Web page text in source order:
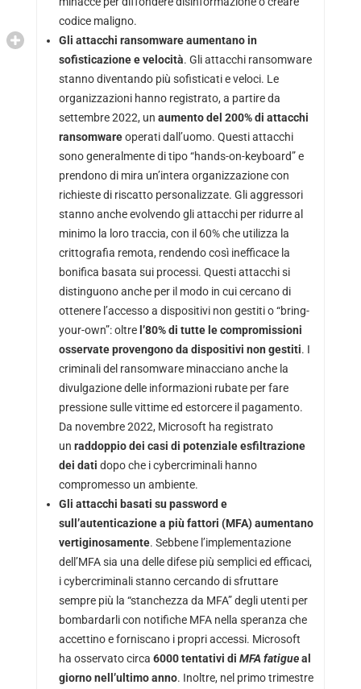
codice maligno.
Gli attacchi ransomware aumentano in
sofisticazione e velocità. Gli attacchi ransomware
stanno diventando più sofisticati e veloci. Le
organizzazioni hanno registrato, a partire da
settembre 2022, un aumento del 200% di attacchi
ransomwareoperati dall’uomo. Questi attacchi
sono generalmente di tipo “hands-on-keyboard” e
prendono di mira un’intera organizzazione con
richieste di riscatto personalizzate. Gli aggressori
stanno anche evolvendo gli attacchi per ridurre al
minimo la loro traccia, con il 60% che utilizza la
crittografia remota, rendendo così inefficace la
bonifica basata sui processi. Questi attacchi si
distinguono anche per il modo in cui cercano di
ottenere l’accesso a dispositivi non gestiti o “bring-
your-own”: oltre l’80% di tutte le compromissioni
osservate provengono da dispositivi non gestiti. I
criminali del ransomware minacciano anche la
divulgazione delle informazioni rubate per fare
pressione sulle vittime ed estorcere il pagamento.
Da novembre 2022, Microsoft ha registrato
un raddoppio dei casi di potenziale esfiltrazione
dei dati dopo che i cybercriminali hanno
compromesso un ambiente.
Gli attacchi basati su password e
sull’autenticazione a più fattori (MFA) aumentano
vertiginosamente. Sebbene l’implementazione
dell’MFA sia una delle difese più semplici ed efficaci,
i cybercriminali stanno cercando di sfruttare
sempre più la “stanchezza da MFA” degli utenti per
bombardarli con notifiche MFA nella speranza che
accettino e forniscano i propri accessi. Microsoft
ha osservato circa 6000 tentativi di MFA fatigueal
giorno nell’ultimo anno. Inoltre, nel primo trimestre